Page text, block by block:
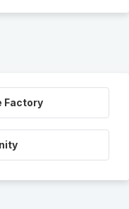
Factory